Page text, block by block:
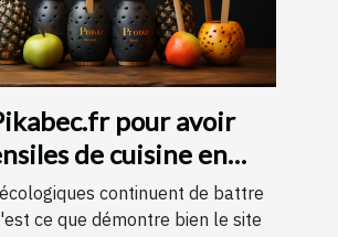
pour avoir
de cuisine en
continuent de battre
ce que démontre bien le site